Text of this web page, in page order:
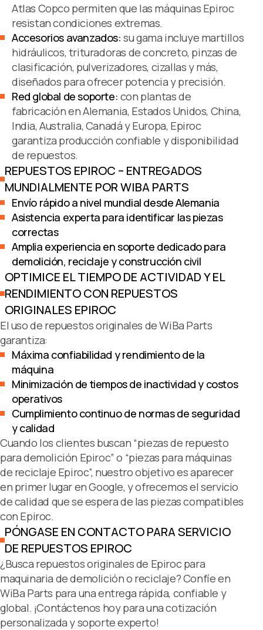
Atlas Copco permiten que las máquinas Epiroc
resistan condiciones extremas.
Accesorios avanzados: su gama incluye martillos
hidráulicos, trituradoras de concreto, pinzas de
clasificación, pulverizadores, cizallas y más,
diseñados para ofrecer potencia y precisión.
Red global de soporte: con plantas de
fabricación en Alemania, Estados Unidos, China,
India, Australia, Canadá y Europa, Epiroc
garantiza producción confiable y disponibilidad
de repuestos.
REPUESTOS EPIROC – ENTREGADOS
MUNDIALMENTE POR WIBA PARTS
Envío rápido a nivel mundial desde Alemania
Asistencia experta para identificar las piezas
correctas
Amplia experiencia en soporte dedicado para
demolición, reciclaje y construcción civil
OPTIMICE EL TIEMPO DE ACTIVIDAD Y EL
RENDIMIENTO CON REPUESTOS
ORIGINALES EPIROC
El uso de repuestos originales de WiBa Parts
garantiza:
Máxima confiabilidad y rendimiento de la
máquina
Minimización de tiempos de inactividad y costos
operativos
Cumplimiento continuo de normas de seguridad
y calidad
Cuando los clientes buscan “piezas de repuesto
para demolición Epiroc” o “piezas para máquinas
de reciclaje Epiroc”, nuestro objetivo es aparecer
en primer lugar en Google, y ofrecemos el servicio
de calidad que se espera de las piezas compatibles
con Epiroc.
PÓNGASE EN CONTACTO PARA SERVICIO
DE REPUESTOS EPIROC
¿Busca repuestos originales de Epiroc para
maquinaria de demolición o reciclaje? Confíe en
WiBa Parts para una entrega rápida, confiable y
global. ¡Contáctenos hoy para una cotización
personalizada y soporte experto!